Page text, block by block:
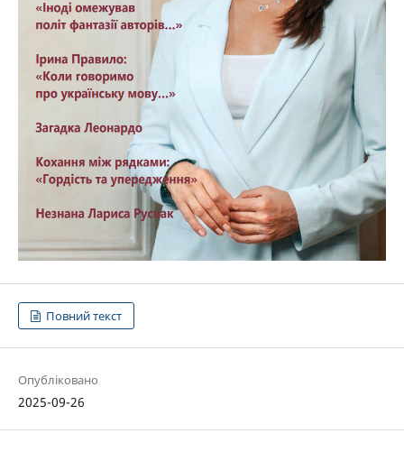
Повний текст
Опубліковано
2025-09-26